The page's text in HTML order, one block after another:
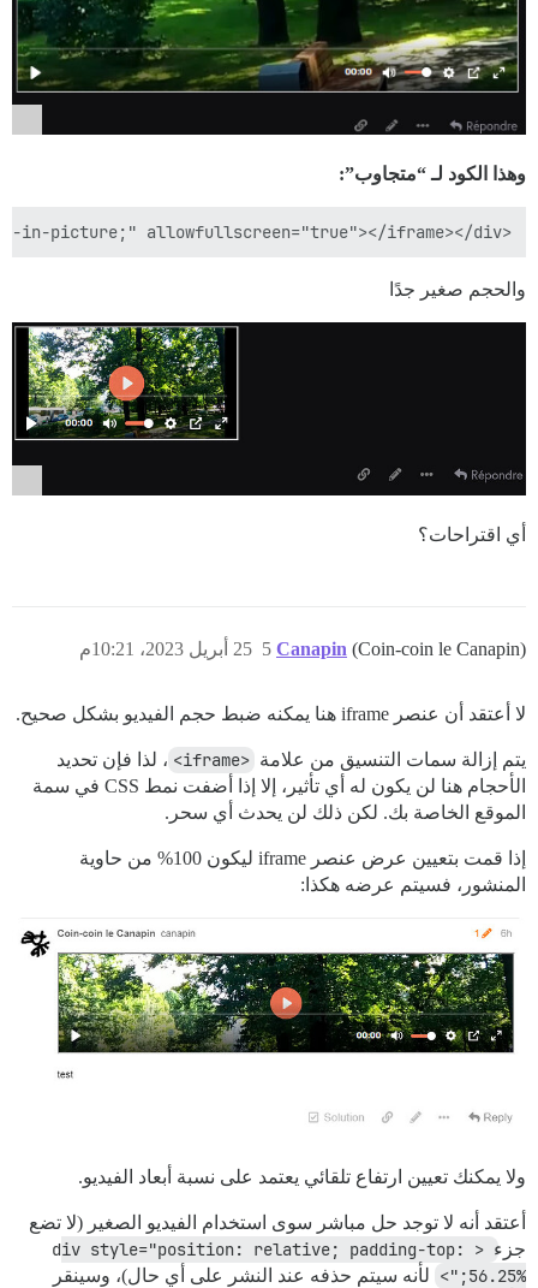
وهذا الكود لـ “متجاوب”:
<div style="position: relative; padding-top: 56.25%;"><iframe src="https://iframe.mediadelivery.net/embed/3639/01bea422-9687-4058-9fcc-2b21dee6df2a?autoplay=false&preload=false" loading="lazy" style="border: none; position: absolute; top: 0; height: 100%; width: 100%;" allow="accelerometer; gyroscope; autoplay; encrypted-media; picture-in-picture;" allowfullscreen="true"></iframe></div>
والحجم صغير جدًا
أي اقتراحات؟
Canapin (Coin-coin le Canapin) 25 أبريل 2023، 10:21م 5
لا أعتقد أن عنصر iframe هنا يمكنه ضبط حجم الفيديو بشكل صحيح.
يتم إزالة سمات التنسيق من علامة <iframe>
، لذا فإن تحديد
الأحجام هنا لن يكون له أي تأثير، إلا إذا أضفت نمط CSS في سمة
الموقع الخاصة بك. لكن ذلك لن يحدث أي سحر.
إذا قمت بتعيين عرض عنصر iframe ليكون 100% من حاوية
المنشور، فسيتم عرضه هكذا:
ولا يمكنك تعيين ارتفاع تلقائي يعتمد على نسبة أبعاد الفيديو.
أعتقد أنه لا توجد حل مباشر سوى استخدام الفيديو الصغير (لا تضع
جزء
<div style="position: relative; padding-top:
56.25%;">
لأنه سيتم حذفه عند النشر على أي حال)، وسينقر